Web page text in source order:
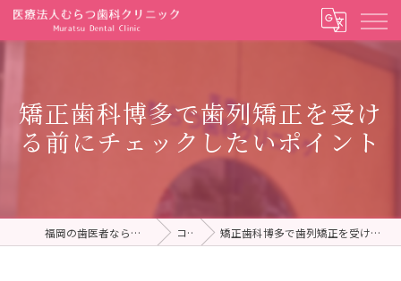
矯正歯科博多で歯列矯正を受け
る前にチェックしたいポイント
福岡の歯医者ならむらつ歯科クリニック コラム 矯正歯科博多で歯列矯正を受ける前にチェックしたいポイント